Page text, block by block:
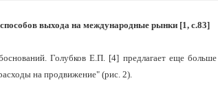
выхода на международные рынки [1, с.83]
Голубков Е.П. [4] предлагает еще больше
на продвижение" (рис. 2).